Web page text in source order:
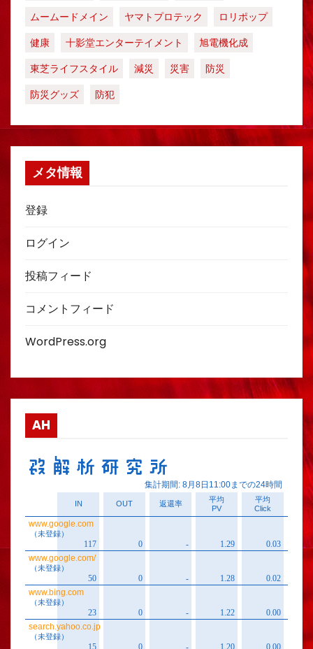
ムームードメイン ヤマトプロテック
ロリポップ
健康
十影堂エンターテイメント
旭電機化成
東芝ライフスタイル
減災 災害
防災
防災グッズ
防犯
メタ情報
登録
ログイン
投稿フィード
コメントフィード
WordPress.org
AH